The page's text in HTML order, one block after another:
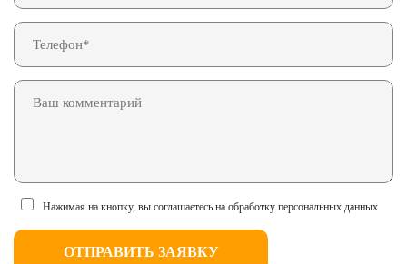
Нажимая на кнопку, вы соглашаетесь на обработку персональных данных
ОТПРАВИТЬ ЗАЯВКУ